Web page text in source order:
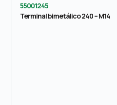
55001245
Terminal bimetálico 240 – M14